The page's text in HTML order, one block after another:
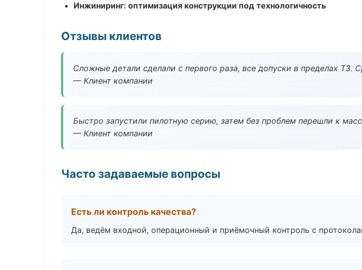
Инжиниринг: оптимизация конструкции под технологичность
Отзывы клиентов
Сложные детали сделали с первого раза, все допуски в пределах ТЗ.
— Клиент компании
Быстро запустили пилотную серию, затем без проблем перешли к
— Клиент компании
Часто задаваемые вопросы
Есть ли контроль качества?
Да, ведём входной, операционный и приёмочный контроль с